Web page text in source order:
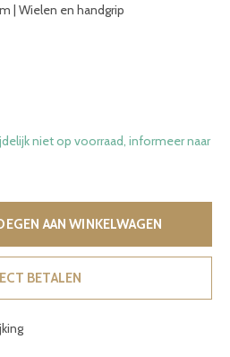
| Wielen en handgrip
niet op voorraad, informeer naar
AAN WINKELWAGEN
BETALEN